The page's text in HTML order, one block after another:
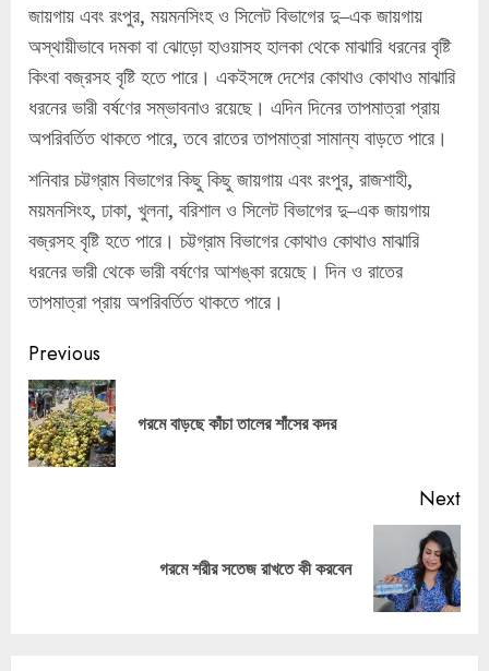
জায়গায় এবং রংপুর, ময়মনসিংহ ও সিলেট বিভাগের দু–এক জায়গায়
অস্থায়ীভাবে দমকা বা ঝোড়ো হাওয়াসহ হালকা থেকে মাঝারি ধরনের বৃষ্টি
কিংবা বজ্রসহ বৃষ্টি হতে পারে। একইসঙ্গে দেশের কোথাও কোথাও মাঝারি
ধরনের ভারী বর্ষণের সম্ভাবনাও রয়েছে। এদিন দিনের তাপমাত্রা প্রায়
অপরিবর্তিত থাকতে পারে, তবে রাতের তাপমাত্রা সামান্য বাড়তে পারে।
শনিবার চট্টগ্রাম বিভাগের কিছু কিছু জায়গায় এবং রংপুর, রাজশাহী,
ময়মনসিংহ, ঢাকা, খুলনা, বরিশাল ও সিলেট বিভাগের দু–এক জায়গায়
বজ্রসহ বৃষ্টি হতে পারে। চট্টগ্রাম বিভাগের কোথাও কোথাও মাঝারি
ধরনের ভারী থেকে ভারী বর্ষণের আশঙ্কা রয়েছে। দিন ও রাতের
তাপমাত্রা প্রায় অপরিবর্তিত থাকতে পারে।
Continue
Reading
Previous
গরমে বাড়ছে কাঁচা তালের শাঁসের কদর
Next
গরমে শরীর সতেজ রাখতে কী করবেন